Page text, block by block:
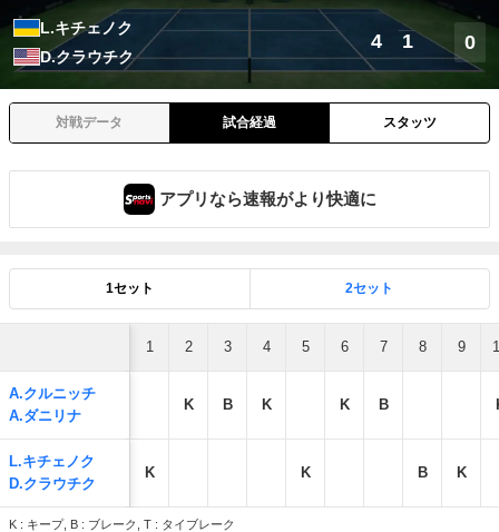
L.キチェノク
D.クラウチク
4 1 0
対戦データ 試合経過 スタッツ
アプリなら速報がより快適に
1セット 2セット
1 2 3 4 5 6 7 8 9
A.クルニッチ
A.ダニリナ
K B K K B
L.キチェノク
D.クラウチク
K K B K
K : キープ, B : ブレーク, T : タイブレーク